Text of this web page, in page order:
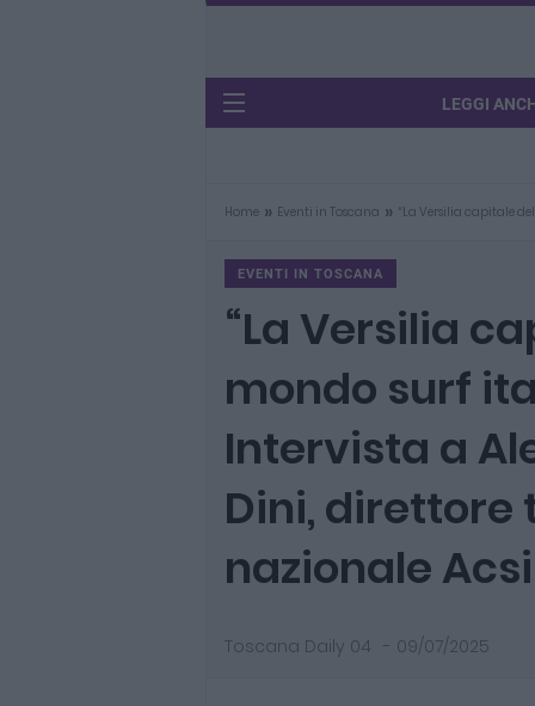
LEGGI
Home » Eventi in Toscana » “La Versilia capitale
EVENTI IN TOSCANA
“La Versilia
mondo surf
Intervista a
Dini, direttore
nazionale
Toscana Daily 04 - 09/07/2025